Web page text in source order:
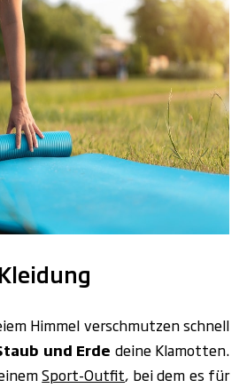
Himmel verschmutzen schnell
und Erde deine Klamotten.
Sport-Outfit, bei dem es für